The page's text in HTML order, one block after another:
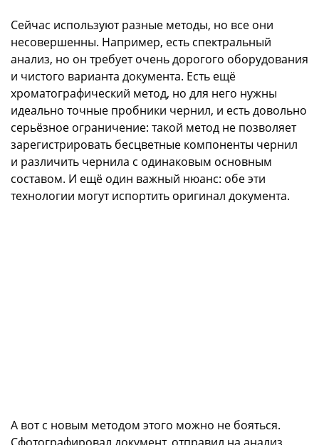
Сейчас используют разные методы, но все они
несовершенны. Например, есть спектральный
анализ, но он требует очень дорогого оборудования
и чистого варианта документа. Есть ещё
хроматографический метод, но для него нужны
идеально точные пробники чернил, и есть довольно
серьёзное ограничение: такой метод не позволяет
зарегистрировать бесцветные компоненты чернил
и различить чернила с одинаковым основным
составом. И ещё один важный нюанс: обе эти
технологии могут испортить оригинал документа.
А вот с новым методом этого можно не бояться.
Сфотографировал документ, отправил на анализ,